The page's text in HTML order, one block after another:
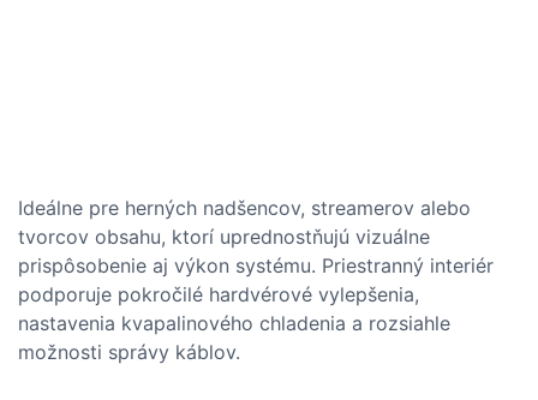
Ideálne pre herných nadšencov, streamerov alebo
tvorcov obsahu, ktorí uprednostňujú vizuálne
prispôsobenie aj výkon systému. Priestranný interiér
podporuje pokročilé hardvérové ​​vylepšenia,
nastavenia kvapalinového chladenia a rozsiahle
možnosti správy káblov.